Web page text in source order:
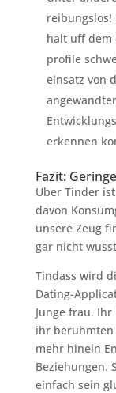
reibungslos!
halt uff dem
profile
einsatz von
erkennen
Fazit:
Uber Tinder
davon
unsere Zeug
gar nicht
Tindass wird
Dating-
Junge frau.
ihr beruhmten
mehr hinein
Beziehungen.
einfach sein